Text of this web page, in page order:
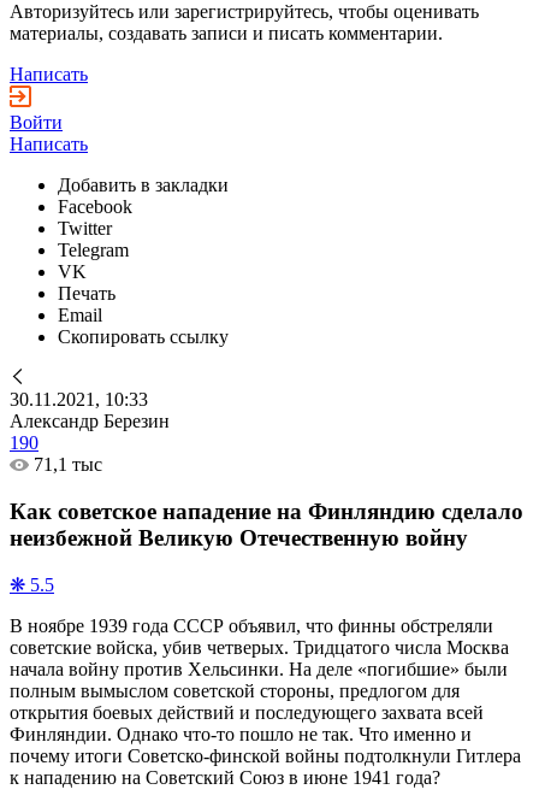
Авторизуйтесь или зарегистрируйтесь, чтобы оценивать
материалы, создавать записи и писать комментарии.
Написать
Войти
Написать
Добавить в закладки
Facebook
Twitter
Telegram
VK
Печать
Email
Скопировать ссылку
30.11.2021, 10:33
Александр Березин
190
71,1 тыс
Как советское нападение на Финляндию сделало
неизбежной Великую Отечественную войну
❋ 5.5
В ноябре 1939 года СССР объявил, что финны обстреляли
советские войска, убив четверых. Тридцатого числа Москва
начала войну против Хельсинки. На деле «погибшие» были
полным вымыслом советской стороны, предлогом для
открытия боевых действий и последующего захвата всей
Финляндии. Однако что-то пошло не так. Что именно и
почему итоги Советско-финской войны подтолкнули Гитлера
к нападению на Советский Союз в июне 1941 года?